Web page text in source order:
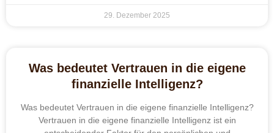
29. Dezember 2025
Was bedeutet Vertrauen in die eigene
finanzielle Intelligenz?
Was bedeutet Vertrauen in die eigene finanzielle Intelligenz?
Vertrauen in die eigene finanzielle Intelligenz ist ein